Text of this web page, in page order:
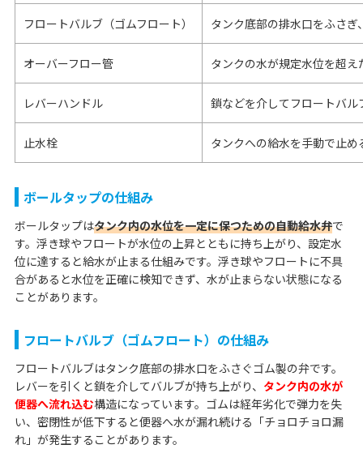
フロートバルブ（ゴムフロート） タンク底部の排水口をふさ
オーバーフロー管 タンクの水が規定水位を超
レバーハンドル 鎖などを介してフロートバ
止水栓 タンクへの給水を手動で止
ボールタップの仕組み
ボールタップはタンク内の水位を一定に保つための自動給水弁で
す。浮き球やフロートが水位の上昇とともに持ち上がり、設定水
位に達すると給水が止まる仕組みです。浮き球やフロートに不具
合があると水位を正確に検知できず、水が止まらない状態になる
ことがあります。
フロートバルブ（ゴムフロート）の仕組み
フロートバルブはタンク底部の排水口をふさぐゴム製の弁です。
レバーを引くと鎖を介してバルブが持ち上がり、 タンク内の水が
便器へ流れ込む構造になっています。ゴムは経年劣化で弾力を失
い、密閉性が低下すると便器へ水が漏れ続ける「チョロチョロ漏
れ」が発生することがあります。